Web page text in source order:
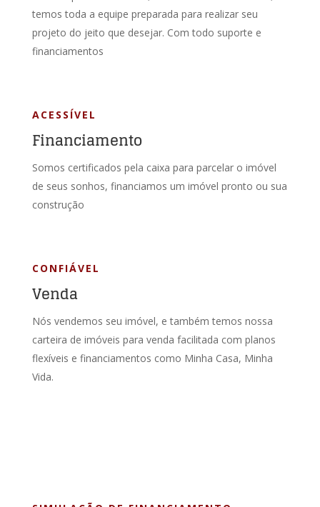
temos toda a equipe preparada para realizar seu
projeto do jeito que desejar. Com todo suporte e
financiamentos
ACESSÍVEL
Financiamento
Somos certificados pela caixa para parcelar o imóvel
de seus sonhos, financiamos um imóvel pronto ou sua
construção
CONFIÁVEL
Venda
Nós vendemos seu imóvel, e também temos nossa
carteira de imóveis para venda facilitada com planos
flexíveis e financiamentos como Minha Casa, Minha
Vida.